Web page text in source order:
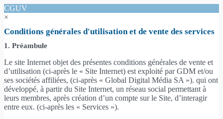
CGUV
×
Conditions générales d'utilisation et de vente des services
1. Préambule
Le site Internet objet des présentes conditions générales de vente et
d’utilisation (ci-après le « Site Internet) est exploité par GDM et/ou
ses sociétés affiliées, (ci-après « Global Digital Média SA »). qui ont
développé, à partir du Site Internet, un réseau social permettant à
leurs membres, après création d’un compte sur le Site, d’interagir
entre eux. (ci-après les « Services »).